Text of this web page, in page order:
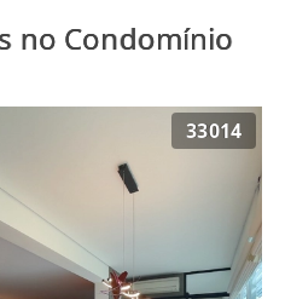
no Condomínio
33014